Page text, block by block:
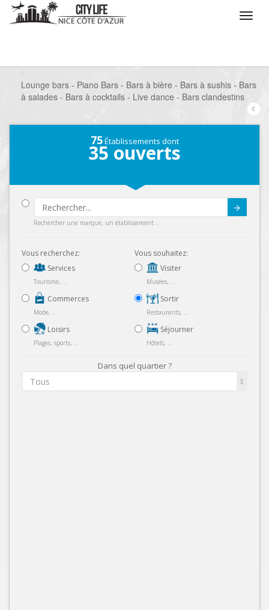
Lounge bars - Piano Bars - Bars à bière - Bars à sushis - Bars
à salades - Bars à cocktails - Live dance - Bars clandestins
75Établissements dont
35 ouverts
Rechercher une marque, un établissement...
Vous recherchez:
Services
Tourisme, ...
Commerces
Mode, ...
Loisirs
Plages, sports, ...
Vous souhaitez:
Visiter
Musées, ...
Sortir
Restaurants, ...
Séjourner
Hôtels, ...
Dans quel quartier ?
Tous